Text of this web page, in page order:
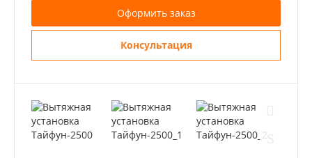
Оформить заказ
Консультация